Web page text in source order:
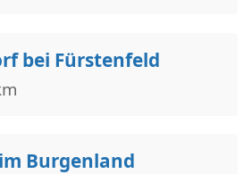
bei Fürstenfeld
Burgenland